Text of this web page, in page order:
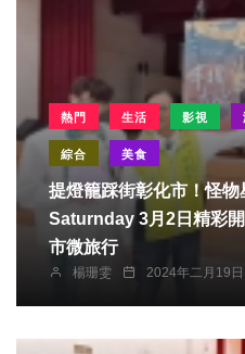
熱門 生活 影視
綜合 美食
提燈籠踩街彰化市！怪物
Saturnday 3月2日精彩
市微旅行
楊珊雯 2024年二月19日